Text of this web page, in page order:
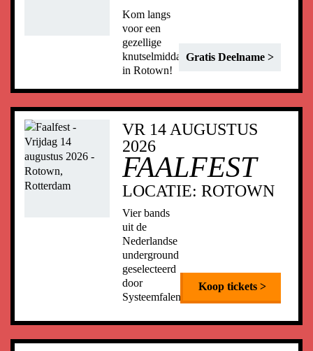
Kom langs
voor een
gezellige
knutselmiddag
in Rotown!
Gratis Deelname >
VR 14 AUGUSTUS
2026
FAALFEST
LOCATIE: ROTOWN
Vier bands
uit de
Nederlandse
underground
geselecteerd
door
Systeemfalen
Koop tickets >